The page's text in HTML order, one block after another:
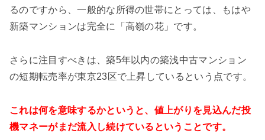
るのですから、一般的な所得の世帯にとっては、もはや
新築マンションは完全に「高嶺の花」です。
さらに注目すべきは、築5年以内の築浅中古マンション
の短期転売率が東京23区で上昇しているという点です。
これは何を意味するかというと、値上がりを見込んだ投
機マネーがまだ流入し続けているということです。